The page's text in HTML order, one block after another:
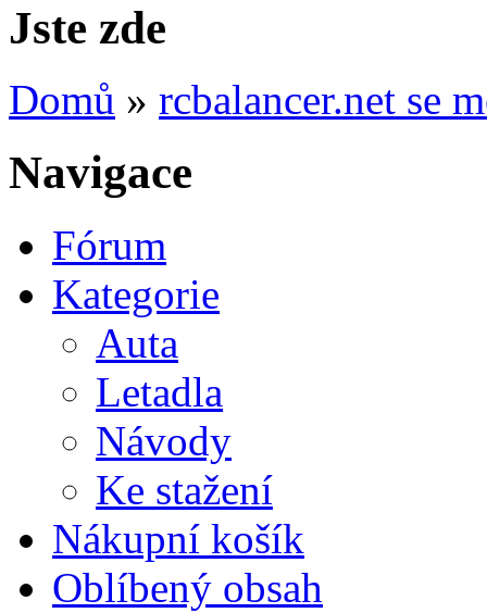
Jste zde
Domů » rcbalancer.net se
Navigace
Fórum
Kategorie
Auta
Letadla
Návody
Ke stažení
Nákupní košík
Oblíbený obsah